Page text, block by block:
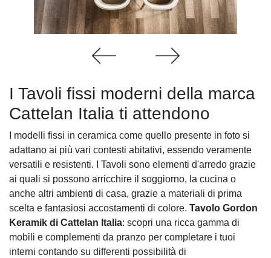
I Tavoli fissi moderni della marca
Cattelan Italia ti attendono
I modelli fissi in ceramica come quello presente in foto si
adattano ai più vari contesti abitativi, essendo veramente
versatili e resistenti. I Tavoli sono elementi d'arredo grazie
ai quali si possono arricchire il soggiorno, la cucina o
anche altri ambienti di casa, grazie a materiali di prima
scelta e fantasiosi accostamenti di colore. Tavolo Gordon
Keramik di Cattelan Italia: scopri una ricca gamma di
mobili e complementi da pranzo per completare i tuoi
interni contando su differenti possibilità di